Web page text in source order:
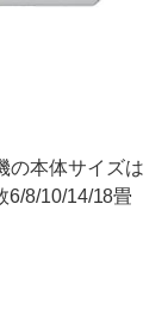
の本体サイズは
6/8/10/14/18畳